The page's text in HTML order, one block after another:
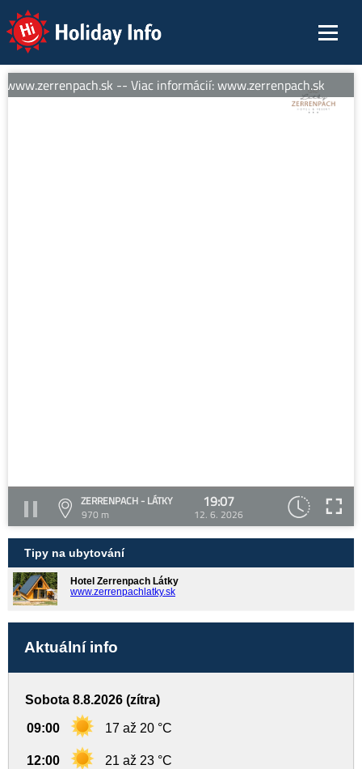
Holiday Info
-- Viac informácií: www.zerrenpach.sk
ZERRENPACH - LÁTKY
970 m
19:07
12. 6. 2026
Tipy na ubytování
Hotel Zerrenpach Látky
www.zerrenpachlatky.sk
Aktuální info
Sobota 8.8.2026 (zítra)
09:00 17 až 20 °C
12:00 21 až 23 °C